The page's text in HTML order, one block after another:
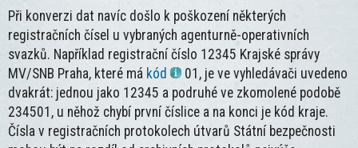
Při konverzi dat navíc došlo k poškození některých
registračních čísel u vybraných agenturně-operativních
svazků. Například registrační číslo 12345 Krajské správy
MV/SNB Praha, které má kód
01, je ve vyhledávači uvedeno
dvakrát: jednou jako 12345 a podruhé ve zkomolené podobě
234501, u něhož chybí první číslice a na konci je kód kraje.
Čísla v registračních protokolech útvarů Státní bezpečnosti